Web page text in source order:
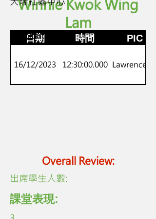
Winnie Kwok Wing
Lam
日期 時間 PIC
16/12/2023 12:30:00.000 Lawrence Lo
Overall Review:
P.1-2
劍橋Starters
​出席學生人數:
課堂表現: